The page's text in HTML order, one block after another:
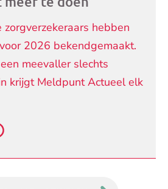
zorgverzekeraars hebben
2026 bekendgemaakt.
meevaller slechts
krijgt Meldpunt Actueel elk